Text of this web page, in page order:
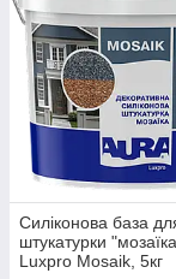
Cиліконова база
штукатурки
Luxpro Mosaik, 5кг